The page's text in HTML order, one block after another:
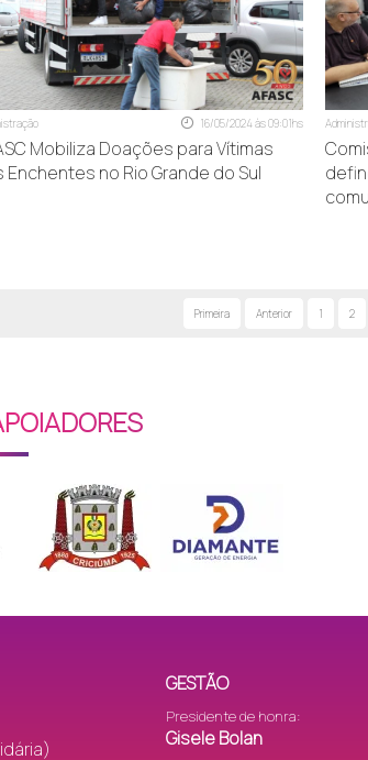
16/05/2024 às 09:01hs
Mobiliza Doações para Vítimas
Enchentes no Rio Grande do Sul
Primeira Anterior 1 2
GESTÃO
Presidente de honra:
Gisele Bolan